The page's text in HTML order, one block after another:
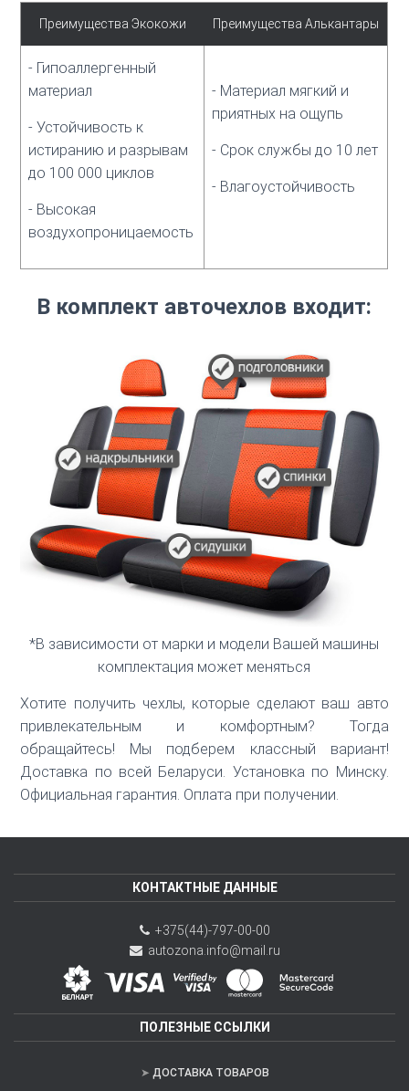
Преимущества Экокожи Преимущества Алькантары
- Гипоаллергенный
материал
- Устойчивость к
истиранию и разрывам
до 100 000 циклов
- Высокая
воздухопроницаемость
- Материал мягкий и
приятных на ощупь
- Срок службы до 10 лет
- Влагоустойчивость
В комплект авточехлов входит:
*В зависимости от марки и модели Вашей машины
комплектация может меняться
Хотите получить чехлы, которые сделают ваш авто
привлекательным и комфортным? Тогда
обращайтесь! Мы подберем классный вариант!
Доставка по всей Беларуси. Установка по Минску.
Официальная гарантия. Оплата при получении.
КОНТАКТНЫЕ ДАННЫЕ
+375(44)-797-00-00
autozona.info@mail.ru
ПОЛЕЗНЫЕ ССЫЛКИ
ДОСТАВКА ТОВАРОВ